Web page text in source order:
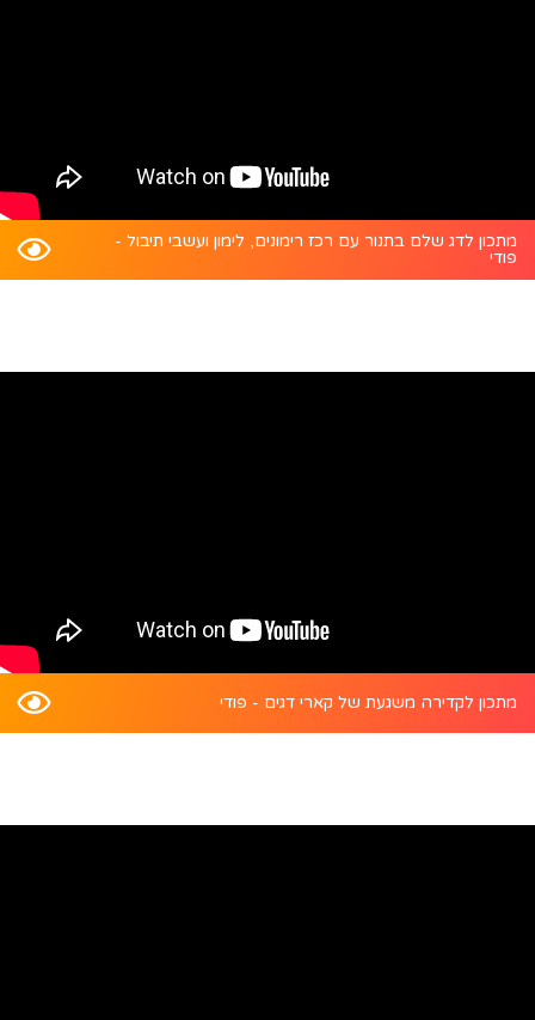
מתכון לדג שלם בתנור עם רכז רימונים, לימון ועשבי תיבול -
פודי
מתכון לקדירה משגעת של קארי דגים - פודי